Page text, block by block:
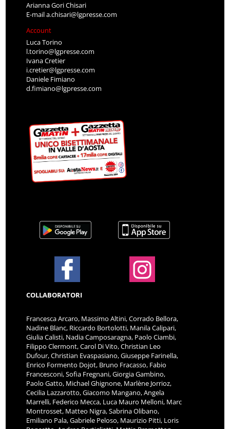
Arianna Gori Chisari
E-maila.chisari@lgpresse.com
Account
Luca Torino
l.torino@lgpresse.com
Ivana Cretier
i.cretier@lgpresse.com
Daniele Fimiano
d.fimiano@lgpresse.com
COLLABORATORI
Francesca Arcaro, Massimo Altini, Corrado Bellora,
Nadine Blanc, Riccardo Bortolotti, Manila Calipari,
Giulia Calisti, Nadia Camposaragna, Paolo Ciambi,
Filippo Clermont, Carol Di Vito, Christian Leo
Dufour, Christian Evaspasiano, Giuseppe Farinella,
Enrico Formento Dojot, Bruno Fracasso, Fabio
Francesconi, Sofia Fregnani, Giorgia Gambino,
Paolo Gatto, Michael Ghignone, Marlène Jorrioz,
Cecilia Lazzarotto, Giacomo Mangano, Angela
Marrelli, Federico Mecca, Luca Mauro Melloni, Marc
Montrosset, Matteo Nigra, Sabrina Olibano,
Emiliano Pala, Gabriele Peloso, Maurizio Pitti, Loris